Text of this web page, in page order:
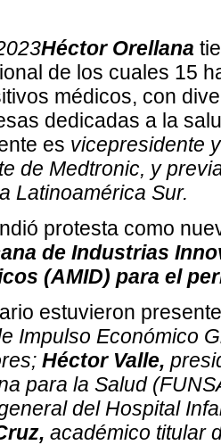
Héctor Orellana
de los cuales 15
médicos, con
dedicadas a la
es vicepresidente
de Medtronic, y
Latinoamérica Sur.
protesta como
de Industrias
(AMID) para el
estuvieron
Impulso Económico
Héctor Valle,
para la Salud
del Hospital
académico titular